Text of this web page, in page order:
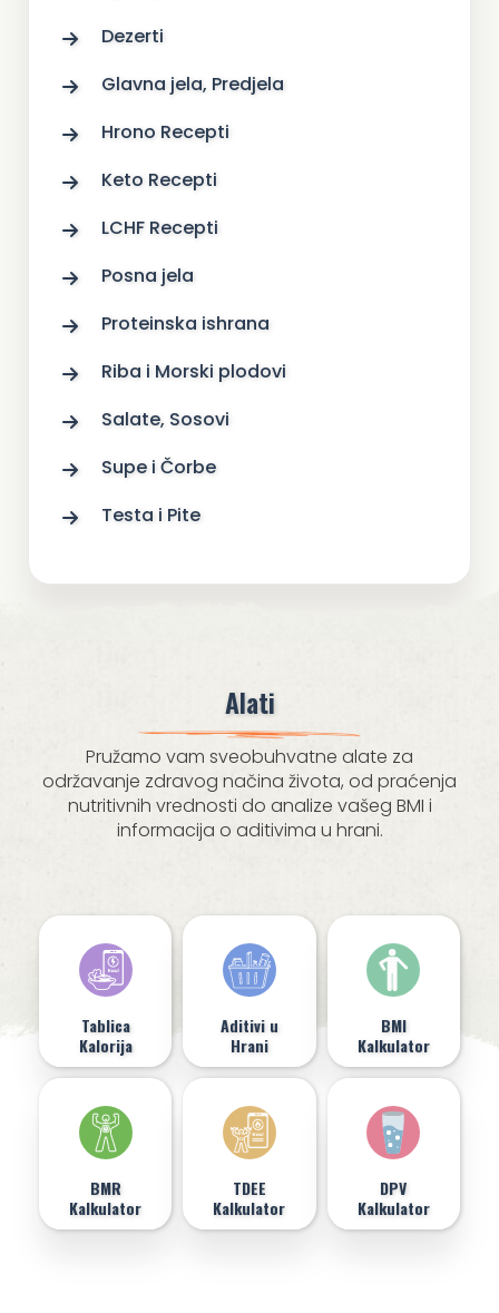
Dezerti
Glavna jela, Predjela
Hrono Recepti
Keto Recepti
LCHF Recepti
Posna jela
Proteinska ishrana
Riba i Morski plodovi
Salate, Sosovi
Supe i Čorbe
Testa i Pite
Alati
Pružamo vam sveobuhvatne alate za
održavanje zdravog načina života, od praćenja
nutritivnih vrednosti do analize vašeg BMI i
informacija o aditivima u hrani.
Tablica
Kalorija
Aditivi u
Hrani
BMI
Kalkulator
BMR
Kalkulator
TDEE
Kalkulator
DPV
Kalkulator